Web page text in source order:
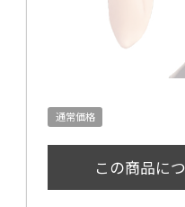
通常価格